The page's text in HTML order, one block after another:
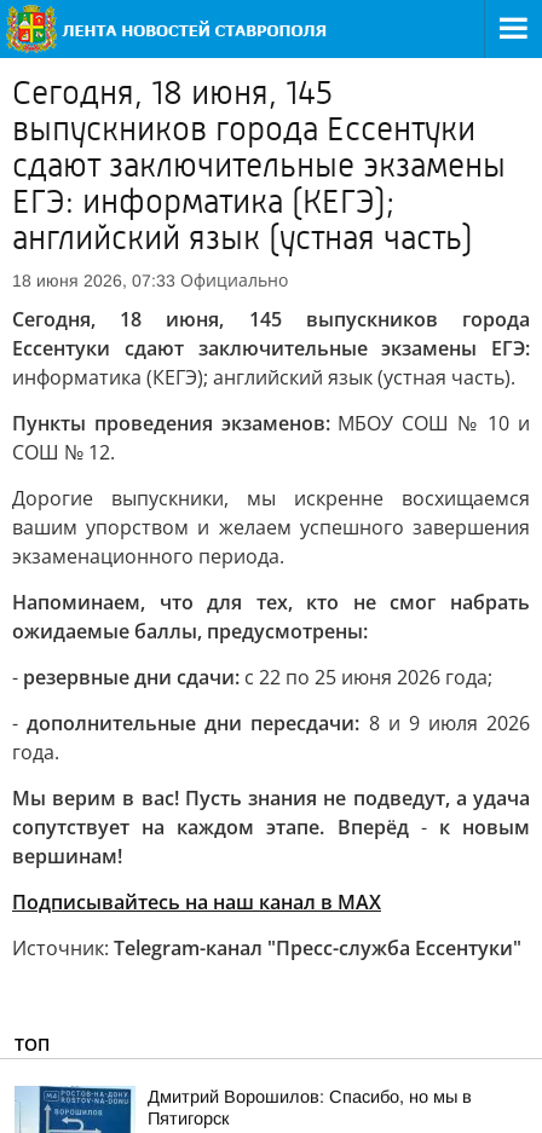
Сегодня, 18 июня, 145
выпускников города Ессентуки
сдают заключительные экзамены
ЕГЭ: информатика (КЕГЭ);
английский язык (устная часть)
18 июня 2026, 07:33 Официально
Сегодня, 18 июня, 145 выпускников города
Ессентуки сдают заключительные экзамены ЕГЭ:
информатика (КЕГЭ); английский язык (устная часть).
Пункты проведения экзаменов:МБОУ СОШ № 10 и
СОШ № 12.
Дорогие выпускники, мы искренне восхищаемся
вашим упорством и желаем успешного завершения
экзаменационного периода.
Напоминаем, что для тех, кто не смог набрать
ожидаемые баллы, предусмотрены:
- резервные дни сдачи: с 22 по 25 июня 2026 года;
-дополнительные дни пересдачи: 8 и 9 июля 2026
года.
Мы верим в вас! Пусть знания не подведут, а удача
сопутствует на каждом этапе. Вперёд -к новым
вершинам!
Подписывайтесь на наш канал в MAX
Источник: Telegram-канал "Пресс-служба Ессентуки"
ТОП
Дмитрий Ворошилов: Спасибо, но мы в
Пятигорск